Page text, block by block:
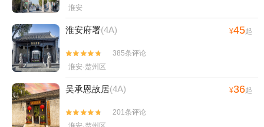
淮安
淮安府署(4A) ¥45起


385条评论
淮安·楚州区
吴承恩故居(4A) ¥36起


201条评论